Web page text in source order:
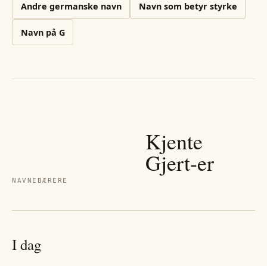
Andre germanske navn Navn som betyr styrke
Navn på G
NAVNEBÆRERE
Kjente
Gjert-er
I dag